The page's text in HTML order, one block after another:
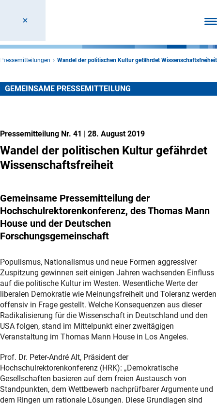
Pressemitteilungen Wandel der politischen Kultur gefährdet Wissenschaftsfreiheit
GEMEINSAME PRESSEMITTEILUNG
Pressemitteilung Nr. 41 | 28. August 2019
Wandel der politischen Kultur gefährdet
Wissenschaftsfreiheit
Gemeinsame Pressemitteilung der
Hochschulrektorenkonferenz, des Thomas Mann
House und der Deutschen
Forschungsgemeinschaft
Populismus, Nationalismus und neue Formen aggressiver
Zuspitzung gewinnen seit einigen Jahren wachsenden Einfluss
auf die politische Kultur im Westen. Wesentliche Werte der
liberalen Demokratie wie Meinungsfreiheit und Toleranz werden
offensiv in Frage gestellt. Welche Konsequenzen aus dieser
Radikalisierung für die Wissenschaft in Deutschland und den
USA folgen, stand im Mittelpunkt einer zweitägigen
Veranstaltung im Thomas Mann House in Los Angeles.
Prof. Dr. Peter-André Alt, Präsident der
Hochschulrektorenkonferenz (HRK): „Demokratische
Gesellschaften basieren auf dem freien Austausch von
Standpunkten, dem Wettbewerb nachprüfbarer Argumente und
dem Ringen um rationale Lösungen. Diese Grundlagen sind